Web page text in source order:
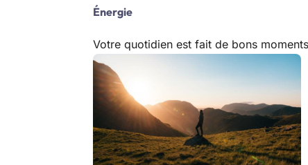
Énergie
Votre quotidien est fait de bons